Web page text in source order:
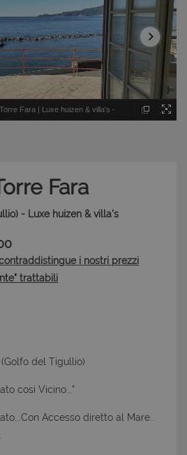
Fara | Luxe huizen & villa's -
Fara
- Luxe huizen & villa's
i nostri prezzi
trattabili
(Golfo del Tigullio)
cosi Vicino..."
Accesso diretto al Mare..